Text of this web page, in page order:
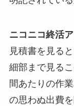
ニコニコ終活
見積書を見る
細部まで見る
間あたりの作
の思わぬ出費を